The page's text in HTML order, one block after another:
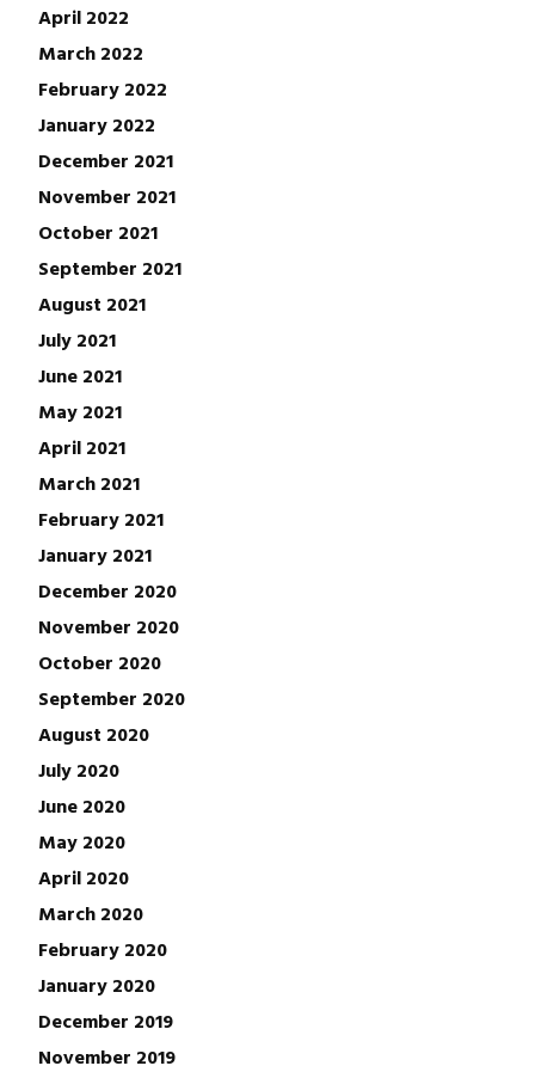
April 2022
March 2022
February 2022
January 2022
December 2021
November 2021
October 2021
September 2021
August 2021
July 2021
June 2021
May 2021
April 2021
March 2021
February 2021
January 2021
December 2020
November 2020
October 2020
September 2020
August 2020
July 2020
June 2020
May 2020
April 2020
March 2020
February 2020
January 2020
December 2019
November 2019